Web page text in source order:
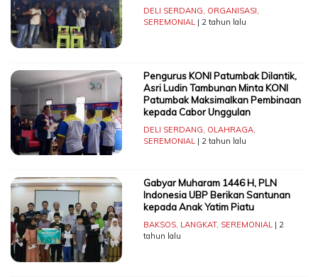
DELI SERDANG, ORGANISASI,
SEREMONIAL| 2 tahun lalu
Pengurus KONI Patumbak Dilantik,
Asri Ludin Tambunan Minta KONI
Patumbak Maksimalkan Pembinaan
kepada Cabor Unggulan
DELI SERDANG, OLAHRAGA,
SEREMONIAL| 2 tahun lalu
Gabyar Muharam 1446 H, PLN
Indonesia UBP Berikan Santunan
kepada Anak Yatim Piatu
BAKSOS, LANGKAT, SEREMONIAL| 2
tahun lalu